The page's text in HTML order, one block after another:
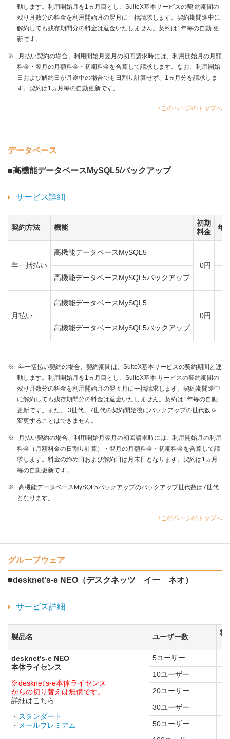
動します。利用開始月を1ヵ月目とし、SuiteX基本サービスの契 約期間の
残り月数分の料金を利用開始月の翌月に一括請求します。契約期間途中に
解約しても残存期間分の料金は返金いたしません。契約は1年毎の自動 更
新です。
※
月払い契約の場合、利用開始月翌月の初回請求時には、利用開始月の月額
料金・翌月の月額料金・初期料金を合算して請求します。なお、利用開始
日および解約日が月途中の場合でも日割り計算せず、1ヵ月分を請求しま
す。契約は1ヵ月毎の自動更新です。
↑このページのトップへ
データベース
■高機能データベースMySQL5/バックアップ
サービス詳細
契約方法 機能
初期
料金
年
年一括払い
高機能データベースMySQL5
0円
高機能データベースMySQL5バックアップ
月払い
高機能データベースMySQL5
0円
高機能データベースMySQL5バックアップ
※
年一括払い契約の場合、契約期間は、SuiteX基本サービスの契約期間と連
動します。利用開始月を1ヵ月目とし、SuiteX基本 サービスの契約期間の
残り月数分の料金を利用開始月の翌々月に一括請求します。契約期間途中
に解約しても残存期間分の料金は返金いたしません。契約は1年毎の自動
更新です。また、 3世代、7世代の契約開始後にバックアップの世代数を
変更することはできません。
※
月払い契約の場合、利用開始月翌月の初回請求時には、利用開始月の利用
料金（月額料金の日割り計算）・翌月の月額料金・初期料金を合算して請
求します。料金の締め日および解約日は月末日となります。契約は1ヵ月
毎の自動更新です。
※
高機能データベースMySQL5バックアップのバックアップ世代数は7世代
となります。
↑このページのトップへ
グループウェア
■desknet's-e NEO（デスクネッツ イー ネオ）
サービス詳細
製品名 ユーザー数
料
desknet's-e NEO
本体ライセンス
※desknet's-e本体ライセンス
からの切り替えは無償です。
詳細はこちら
・ スタンダート
・ メールプレミアム
5ユーザー
10ユーザー
20ユーザー
30ユーザー
50ユーザー